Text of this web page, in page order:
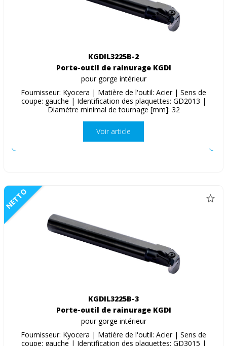
KGDIL3225B-2
Porte-outil de rainurage KGDI
pour gorge intérieur
Fournisseur: Kyocera | Matière de l'outil: Acier | Sens de
coupe: gauche | Identification des plaquettes: GD2013 |
Diamètre minimal de tournage [mm]: 32
Voir article
NETTO
KGDIL3225B-3
Porte-outil de rainurage KGDI
pour gorge intérieur
Fournisseur: Kyocera | Matière de l'outil: Acier | Sens de
coupe: gauche | Identification des plaquettes: GD3015 |